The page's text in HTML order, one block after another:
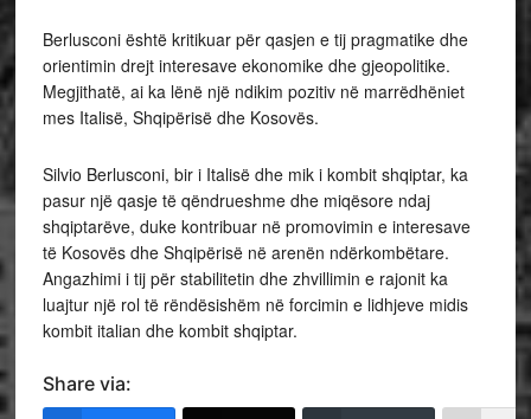
Berlusconi është kritikuar për qasjen e tij pragmatike dhe
orientimin drejt interesave ekonomike dhe gjeopolitike.
Megjithatë, ai ka lënë një ndikim pozitiv në marrëdhëniet
mes Italisë, Shqipërisë dhe Kosovës.
Silvio Berlusconi, bir i Italisë dhe mik i kombit shqiptar, ka
pasur një qasje të qëndrueshme dhe miqësore ndaj
shqiptarëve, duke kontribuar në promovimin e interesave
të Kosovës dhe Shqipërisë në arenën ndërkombëtare.
Angazhimi i tij për stabilitetin dhe zhvillimin e rajonit ka
luajtur një rol të rëndësishëm në forcimin e lidhjeve midis
kombit italian dhe kombit shqiptar.
Share via: